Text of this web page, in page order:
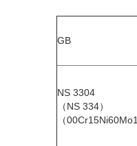
GB
NS 3304
（NS 334）
（